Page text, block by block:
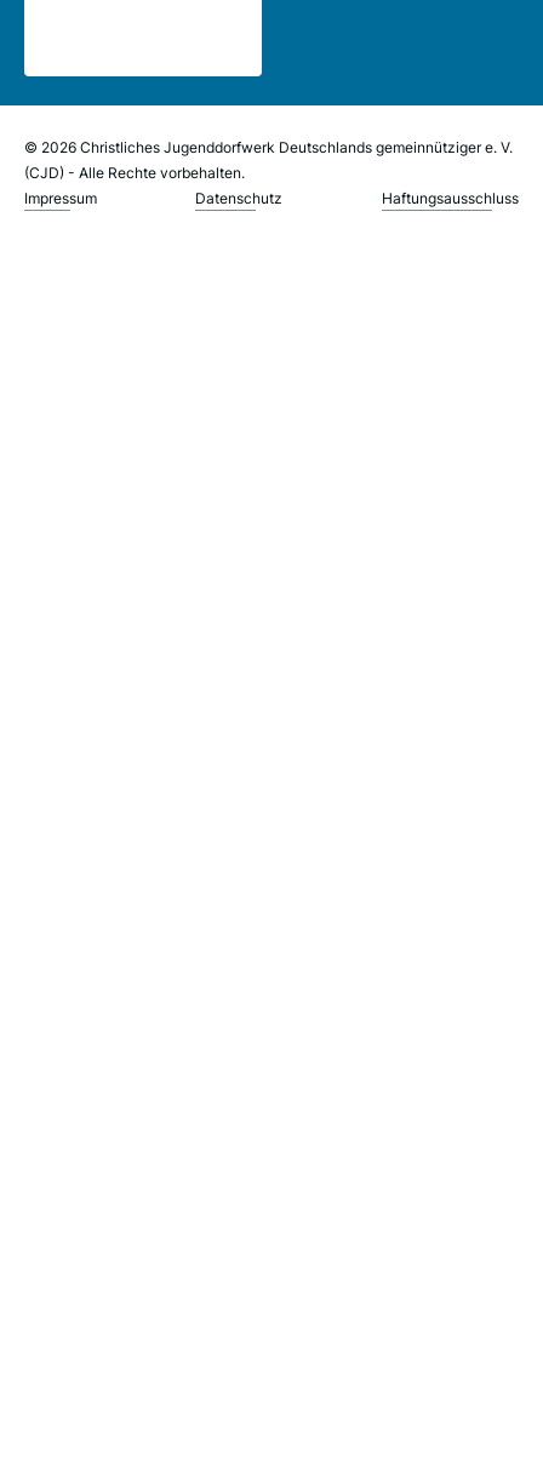
© 2026 Christliches Jugenddorfwerk Deutschlands gemeinnütziger e. V.
(CJD) - Alle Rechte vorbehalten.
Impressum
Datenschutz Haftungsausschluss